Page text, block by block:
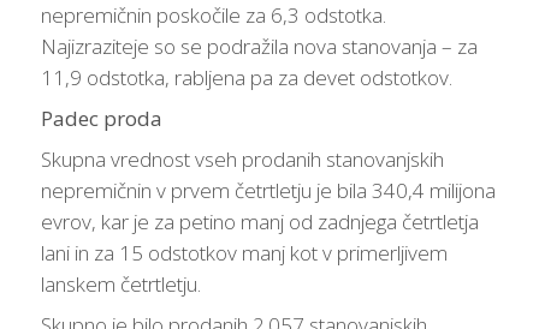
nepremičnin poskočile za 6,3 odstotka.
Najizraziteje so se podražila nova stanovanja – za
11,9 odstotka, rabljena pa za devet odstotkov.
Padec proda
Skupna vrednost vseh prodanih stanovanjskih
nepremičnin v prvem četrtletju je bila 340,4 milijona
evrov, kar je za petino manj od zadnjega četrtletja
lani in za 15 odstotkov manj kot v primerljivem
lanskem četrtletju.